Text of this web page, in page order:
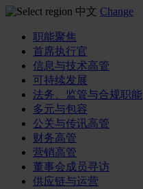
中文 Change
职能聚焦
首席执行官
信息与技术高管
可持续发展
法务、监管与合规职能
多元与包容
公关与传讯高管
财务高管
营销高管
董事会成员寻访
供应链与运营